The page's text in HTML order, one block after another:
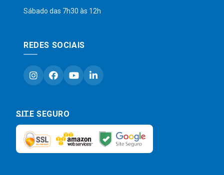
Sábado das 7h30 às 12h
REDES SOCIAIS
SITE SEGURO